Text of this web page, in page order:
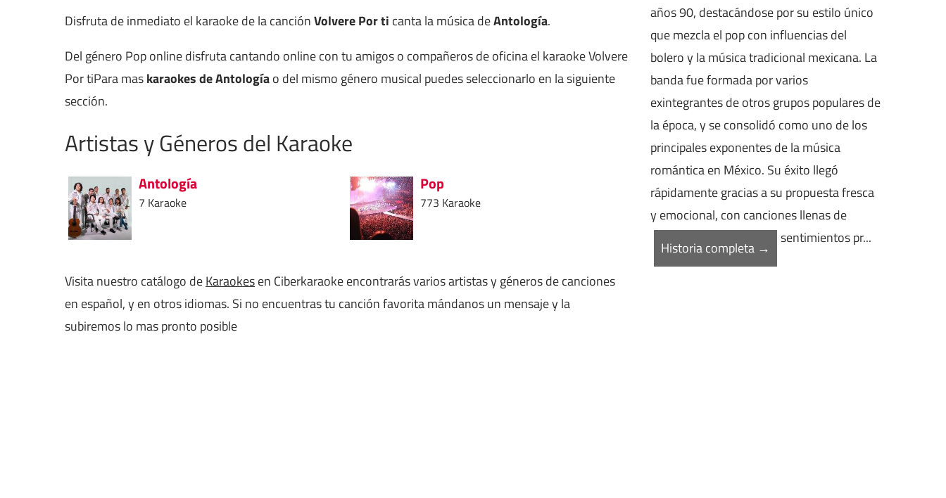
Disfruta de inmediato el karaoke de la canciónVolvere Por ti canta la música deAntología.
Del género Pop online disfruta cantando online con tu amigos o compañeros de oficina el karaoke Volvere
Por tiPara maskaraokes de Antologíao del mismo género musical puedes seleccionarlo en la siguiente
sección.
Artistas y Géneros del Karaoke
Antología
7 Karaoke
Pop
773 Karaoke
Visita nuestro catálogo deKaraokesen Ciberkaraoke encontrarás varios artistas y géneros de canciones
en español, y en otros idiomas. Si no encuentras tu canción favorita mándanos un mensaje y la
subiremos lo mas pronto posible
años 90, destacándose por su estilo único
que mezcla el pop con influencias del
bolero y la música tradicional mexicana. La
banda fue formada por varios
exintegrantes de otros grupos populares de
la época, y se consolidó como uno de los
principales exponentes de la música
romántica en México. Su éxito llegó
rápidamente gracias a su propuesta fresca
y emocional, con canciones llenas de
sentimientos pr...
Historia completa →